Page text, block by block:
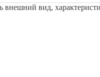
внешний вид,